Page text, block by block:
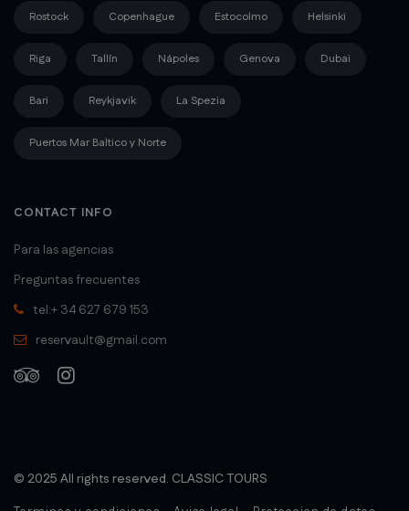
Rostock Copenhague Estocolmo Helsinki
Riga Tallín Nápoles Genova Dubai
Bari Reykjavik La Spezia
Puertos Mar Baltico y Norte
CONTACT INFO
Para las agencias
Preguntas frecuentes
tel:+ 34 627 679 153
reservault@gmail.com
© 2025 All rights reserved. CLASSIC TOURS